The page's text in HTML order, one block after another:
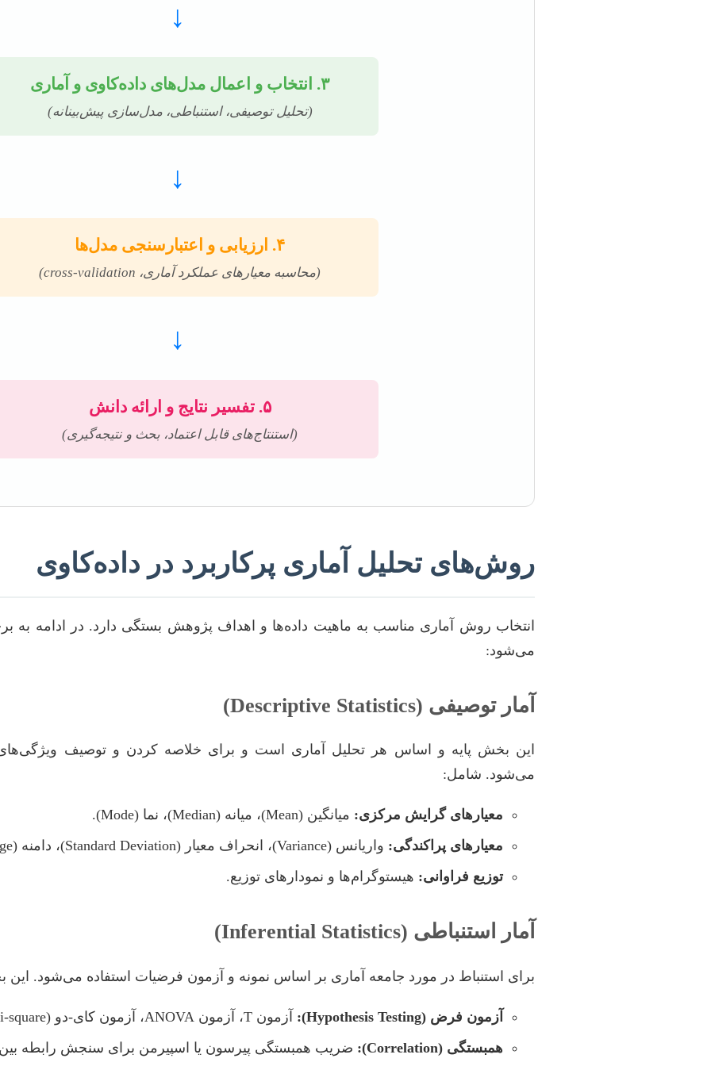
↓
۳. انتخاب و اعمال مدل‌های داده‌کاوی و آماری
(تحلیل توصیفی، استنباطی، مدل‌سازی پیش‌بینانه)
↓
۴. ارزیابی و اعتبارسنجی مدل‌ها
(محاسبه معیارهای عملکرد آماری، cross-validation)
↓
۵. تفسیر نتایج و ارائه دانش
(استنتاج‌های قابل اعتماد، بحث و نتیجه‌گیری)
روش‌های تحلیل آماری پرکاربرد در داده‌کاوی
انتخاب روش آماری مناسب به ماهیت داده‌ها و اهداف پژوهش بستگی دارد. در ادامه به
می‌شود:
آمار توصیفی (Descriptive Statistics)
این بخش پایه و اساس هر تحلیل آماری است و برای خلاصه کردن و توصیف
می‌شود. شامل:
معیارهای گرایش مرکزی: میانگین (Mean)، میانه (Median)، نما (Mode).
معیارهای پراکندگی: واریانس (Variance)، انحراف معیار (Standard Deviation)، دامنه (Range)، چارک‌ها (Quartiles).
توزیع فراوانی: هیستوگرام‌ها و نمودارهای توزیع.
آمار استنباطی (Inferential Statistics)
برای استنباط در مورد جامعه آماری بر اساس نمونه و آزمون فرضیات استفاده می‌شود.
آزمون فرض (Hypothesis Testing): آزمون T، آزمون ANOVA، آزمون کای-دو (
square
همبستگی (Correlation):
ضریب همبستگی پیرسون یا اسپیرمن برای سنجش رابطه بین